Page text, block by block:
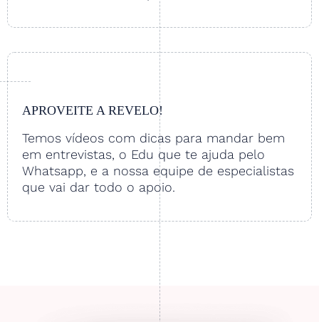
APROVEITE A REVELO!
Temos vídeos com dicas para mandar bem
em entrevistas, o Edu que te ajuda pelo
Whatsapp, e a nossa equipe de especialistas
que vai dar todo o apoio.